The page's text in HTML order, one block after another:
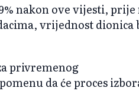
nakon ove vijesti, prije
vrijednost dionica
privremenog
da će proces